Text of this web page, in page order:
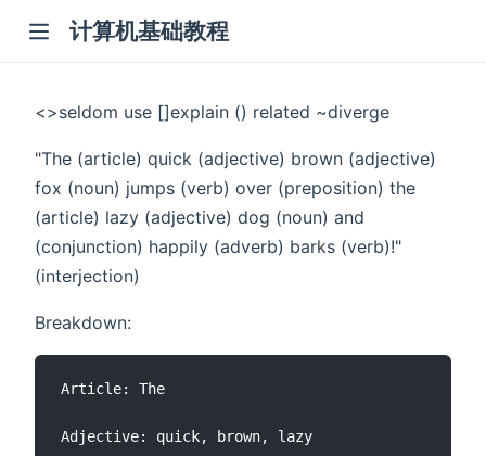
计算机基础教程
<>seldom use []explain () related ~diverge
"The (article) quick (adjective) brown (adjective)
fox (noun) jumps (verb) over (preposition) the
(article) lazy (adjective) dog (noun) and
(conjunction) happily (adverb) barks (verb)!"
(interjection)
Breakdown:
Article: The
Adjective: quick, brown, lazy